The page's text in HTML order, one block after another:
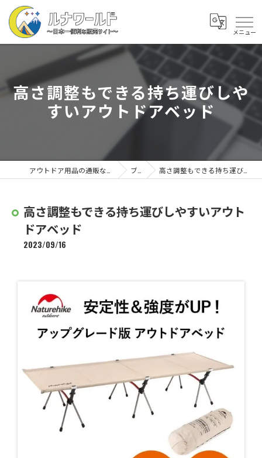
高さ調整もできる持ち運びしや
すいアウトドアベッド
ブログ 高さ調整もできる持ち運びしやすいアウトドアベッド
高さ調整もできる持ち運びしやすいアウト
ドアベッド
2023/09/16